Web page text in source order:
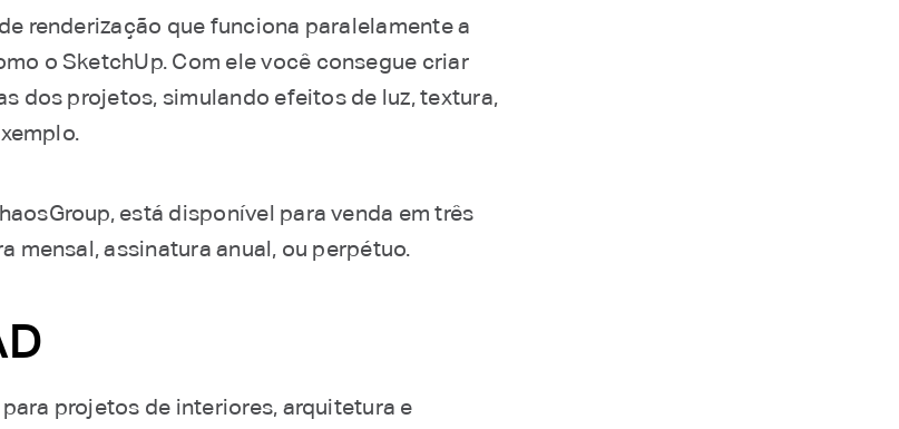
renderização que funciona paralelamente a
o SketchUp. Com ele você consegue criar
dos projetos, simulando efeitos de luz, textura,
está disponível para venda em três
mensal, assinatura anual, ou perpétuo.
projetos de interiores, arquitetura e